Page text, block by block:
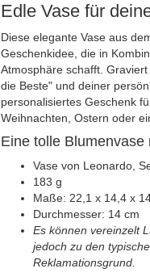
Edle Vase für
Diese elegante Vase aus
Geschenkidee, die in
Atmosphäre schafft.
die Beste" und deiner
personalisiertes Geschenk
Weihnachten, Ostern oder
Eine tolle
Vase von Leonardo,
183 g
Maße: 22,1 x 14,4 x
Durchmesser: 14 cm
Es können vereinzelt
jedoch zu den
Reklamationsgrund.